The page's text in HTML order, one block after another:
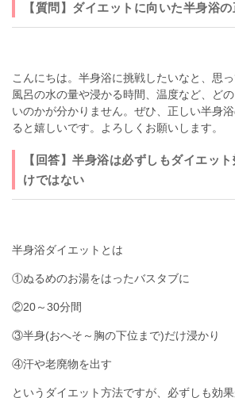
【質問】ダイエットに向いた半身浴
こんにちは。半身浴に挑戦したいなと、思
風呂の水の量や浸かる時間、温度など、ど
いのかが分かりません。ぜひ、正しい半身
ると嬉しいです。よろしくお願いします。
【回答】半身浴は必ずしもダイエッ
けではない
半身浴ダイエットとは
①ぬるめのお湯をはったバスタブに
②20～30分間
③半身(おへそ～胸の下位まで)だけ浸かり
④汗や老廃物を出す
というダイエット方法ですが、必ずしも効